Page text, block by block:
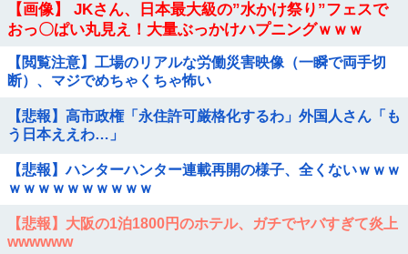
【画像】 JKさん、日本最大級の”水かけ祭り”フェスで
おっ〇ぱい丸見え！大量ぶっかけハプニングｗｗｗ
【閲覧注意】工場のリアルな労働災害映像（一瞬で両手切
断）、マジでめちゃくちゃ怖い
【悲報】高市政権「永住許可厳格化するわ」外国人さん「も
う日本ええわ…」
【悲報】ハンターハンター連載再開の様子、全くないｗｗｗ
ｗｗｗｗｗｗｗｗｗｗ
【悲報】大阪の1泊1800円のホテル、ガチでヤバすぎて炎上
wwwwww